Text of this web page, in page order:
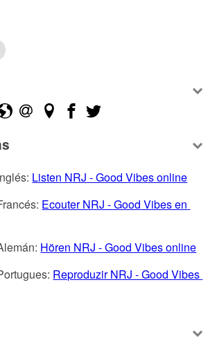
Listen NRJ - Good Vibes online
Ecouter NRJ - Good Vibes en
Hören NRJ - Good Vibes online
Reproduzir NRJ - Good Vibes